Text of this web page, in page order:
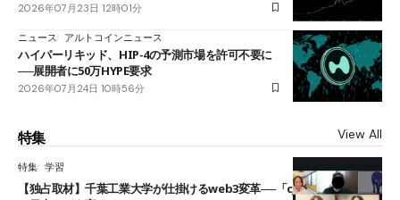
2026年07月23日 12時01分
ニュース アルトコインニュース
ハイパーリキッド、HIP-4の予測市場を許可不要に
──展開者に50万HYPE要求
2026年07月24日 10時56分
特集 View All
特集 学習
【独占取材】千葉工業大学が仕掛けるweb3変革──「cJPY」とAIの融合